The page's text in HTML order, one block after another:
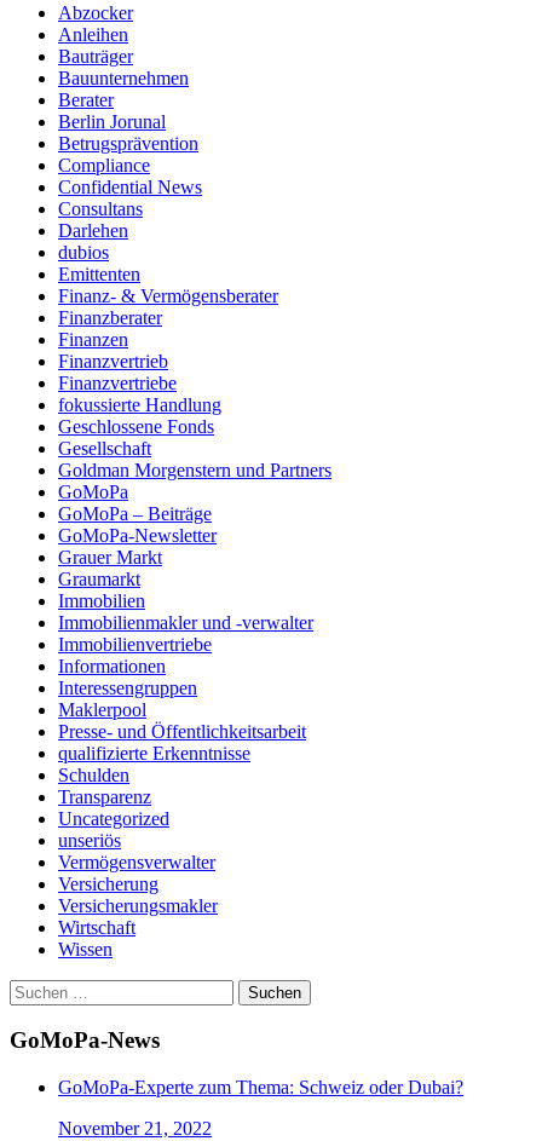
Abzocker
Anleihen
Bauträger
Bauunternehmen
Berater
Berlin Jorunal
Betrugsprävention
Compliance
Confidential News
Consultans
Darlehen
dubios
Emittenten
Finanz- & Vermögensberater
Finanzberater
Finanzen
Finanzvertrieb
Finanzvertriebe
fokussierte Handlung
Geschlossene Fonds
Gesellschaft
Goldman Morgenstern und Partners
GoMoPa
GoMoPa – Beiträge
GoMoPa-Newsletter
Grauer Markt
Graumarkt
Immobilien
Immobilienmakler und -verwalter
Immobilienvertriebe
Informationen
Interessengruppen
Maklerpool
Presse- und Öffentlichkeitsarbeit
qualifizierte Erkenntnisse
Schulden
Transparenz
Uncategorized
unseriös
Vermögensverwalter
Versicherung
Versicherungsmakler
Wirtschaft
Wissen
Suchen
nach:
GoMoPa-News
GoMoPa-Experte zum Thema: Schweiz oder Dubai?
November 21, 2022